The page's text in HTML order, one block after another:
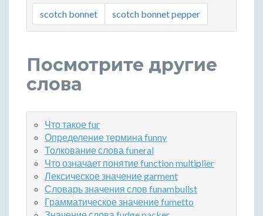
scotch bonnet scotch bonnet pepper
Посмотрите другие
слова
Что такое fur
Определение термина funny
Толкование слова funeral
Что означает понятие function multiplier
Лексическое значение garment
Словарь значения слов funambulist
Грамматическое значение fumetto